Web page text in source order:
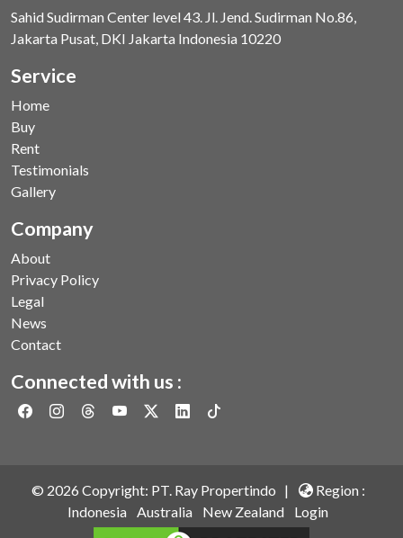
Sahid Sudirman Center level 43. Jl. Jend. Sudirman No.86,
Jakarta Pusat, DKI Jakarta Indonesia 10220
Service
Home
Buy
Rent
Testimonials
Gallery
Company
About
Privacy Policy
Legal
News
Contact
Connected with us :
© 2026 Copyright: PT. Ray Propertindo |
Region :
Indonesia
Australia New Zealand Login